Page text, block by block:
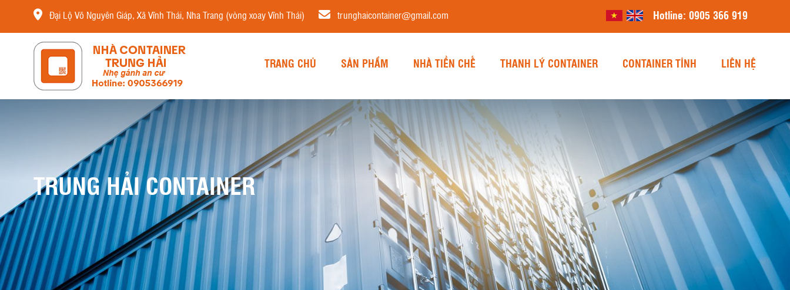
Đại Lộ Võ Nguyên Giáp, Xã Vĩnh Thái, Nha Trang (vòng xoay Vĩnh Thái) trunghaicontainer@gmail.com Hotline: 0905 366 919
TRANG CHỦ SẢN PHẨM NHÀ TIỀN CHẾ THANH LÝ CONTAINER CONTAINER TỈNH LIÊN HỆ
TRUNG HẢI CONTAINER